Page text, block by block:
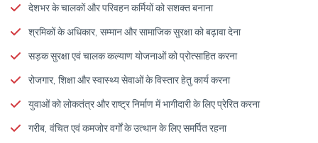
देशभर के चालकों और परिवहन कर्मियों को सशक्त बनाना
श्रमिकों के अधिकार, सम्मान और सामाजिक सुरक्षा को बढ़ावा देना
सड़क सुरक्षा एवं चालक कल्याण योजनाओं को प्रोत्साहित करना
रोजगार, शिक्षा और स्वास्थ्य सेवाओं के विस्तार हेतु कार्य करना
युवाओं को लोकतंत्र और राष्ट्र निर्माण में भागीदारी के लिए प्रेरित करना
गरीब, वंचित एवं कमजोर वर्गों के उत्थान के लिए समर्पित रहना